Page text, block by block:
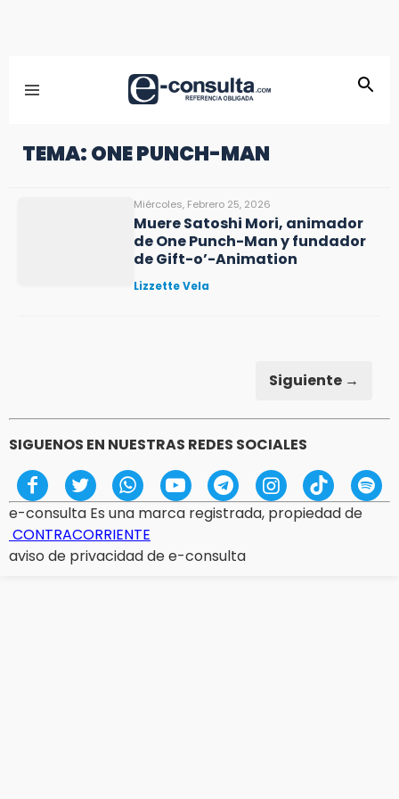
TEMA: ONE PUNCH-MAN
Miércoles, Febrero 25, 2026
Muere Satoshi Mori, animador
de One Punch-Man y fundador
de Gift-o’-Animation
Lizzette Vela
Siguiente →
SIGUENOS EN NUESTRAS REDES SOCIALES
e-consulta Es una marca registrada, propiedad de
CONTRACORRIENTE
aviso de privacidad de e-consulta